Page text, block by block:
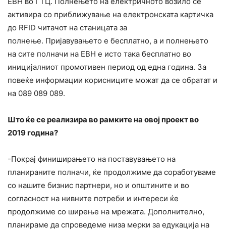
активира со приближување на електронската картичка
до RFID читачот на станицата за
полнење. Пријавувањето е бесплатно, а и полнењето
на сите полначи на ЕВН е исто така бесплатно во
иницијалниот промотивен период од една година. За
повеќе информации корисниците можат да се обратат и
на 089 089 089.
Што ќе се реализира во рамките на овој проект во
2019 година?
-Покрај финиширањето на поставувањето на
планираните полначи, ќе продолжиме да соработуваме
со нашите бизнис партнери, но и општините и во
согласност на нивните потреби и интереси ќе
продолжиме со ширење на мрежата. Дополнително,
планираме да спроведеме низа мерки за едукација на